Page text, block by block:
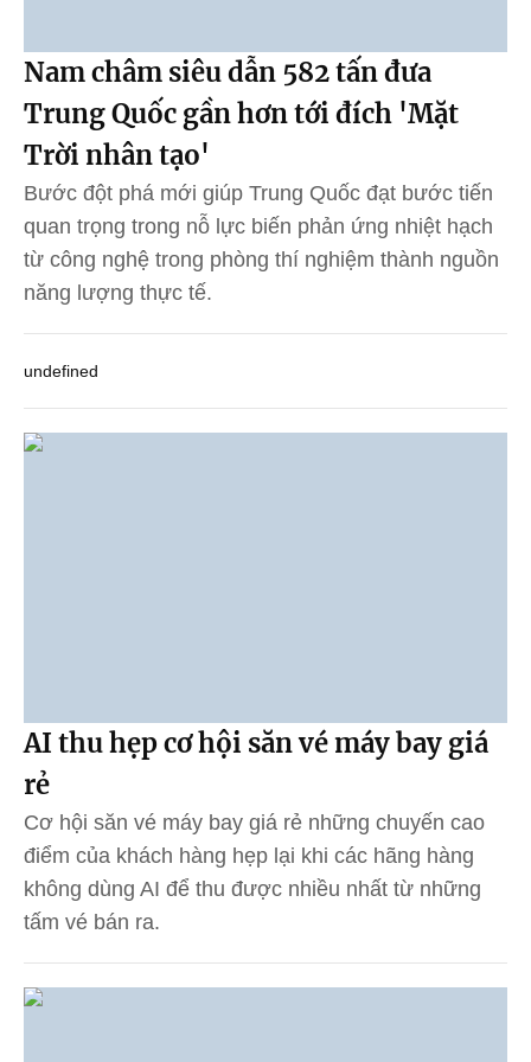
Nam châm siêu dẫn 582 tấn đưa
Trung Quốc gần hơn tới đích 'Mặt
Trời nhân tạo'
Bước đột phá mới giúp Trung Quốc đạt bước tiến
quan trọng trong nỗ lực biến phản ứng nhiệt hạch
từ công nghệ trong phòng thí nghiệm thành nguồn
năng lượng thực tế.
undefined
AI thu hẹp cơ hội săn vé máy bay giá
rẻ
Cơ hội săn vé máy bay giá rẻ những chuyến cao
điểm của khách hàng hẹp lại khi các hãng hàng
không dùng AI để thu được nhiều nhất từ những
tấm vé bán ra.